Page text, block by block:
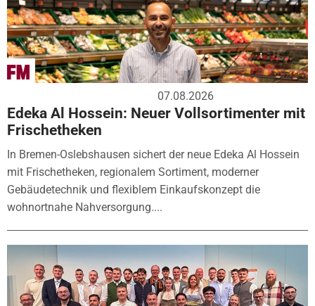
07.08.2026
Edeka Al Hossein: Neuer Vollsortimenter mit
Frischetheken
In Bremen-Oslebshausen sichert der neue Edeka Al Hossein
mit Frischetheken, regionalem Sortiment, moderner
Gebäudetechnik und flexiblem Einkaufskonzept die
wohnortnahe Nahversorgung....